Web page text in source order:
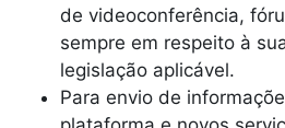
de videoconferência,
sempre em respeito à
legislação aplicável.
Para envio de